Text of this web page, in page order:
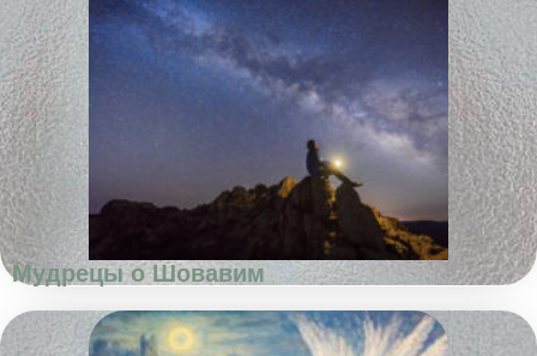
Мудрецы о Шовавим